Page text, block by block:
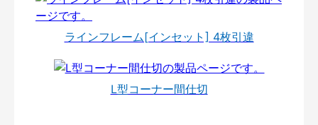
ラインフレーム[インセット] 4枚引違
L型コーナー間仕切